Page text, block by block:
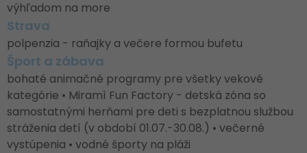
výhľadom na more
Strava
polpenzia - raňajky a večere formou bufetu
Šport a zábava
bohaté animačné programy pre všetky vekové
kategórie • Miramì Fun Factory - detská zóna so
samostatnými herňami pre deti s bezplatnou službou
stráženia detí (v období 01.07.-30.08.) • večerné
vystúpenia • vodné športy na pláži